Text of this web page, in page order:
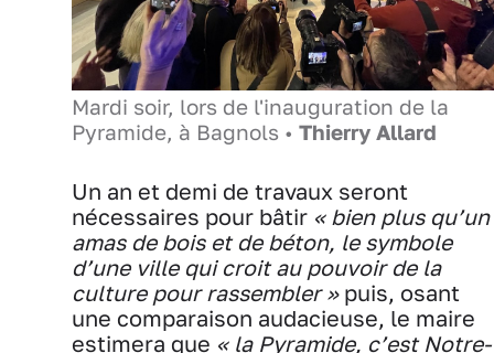
Mardi soir, lors de l'inauguration de la
Pyramide, à Bagnols • Thierry Allard
Un an et demi de travaux seront
nécessaires pour bâtir « bien plus qu’un
amas de bois et de béton, le symbole
d’une ville qui croit au pouvoir de la
culture pour rassembler »puis, osant
une comparaison audacieuse, le maire
estimera que « la Pyramide, c’est Notre-